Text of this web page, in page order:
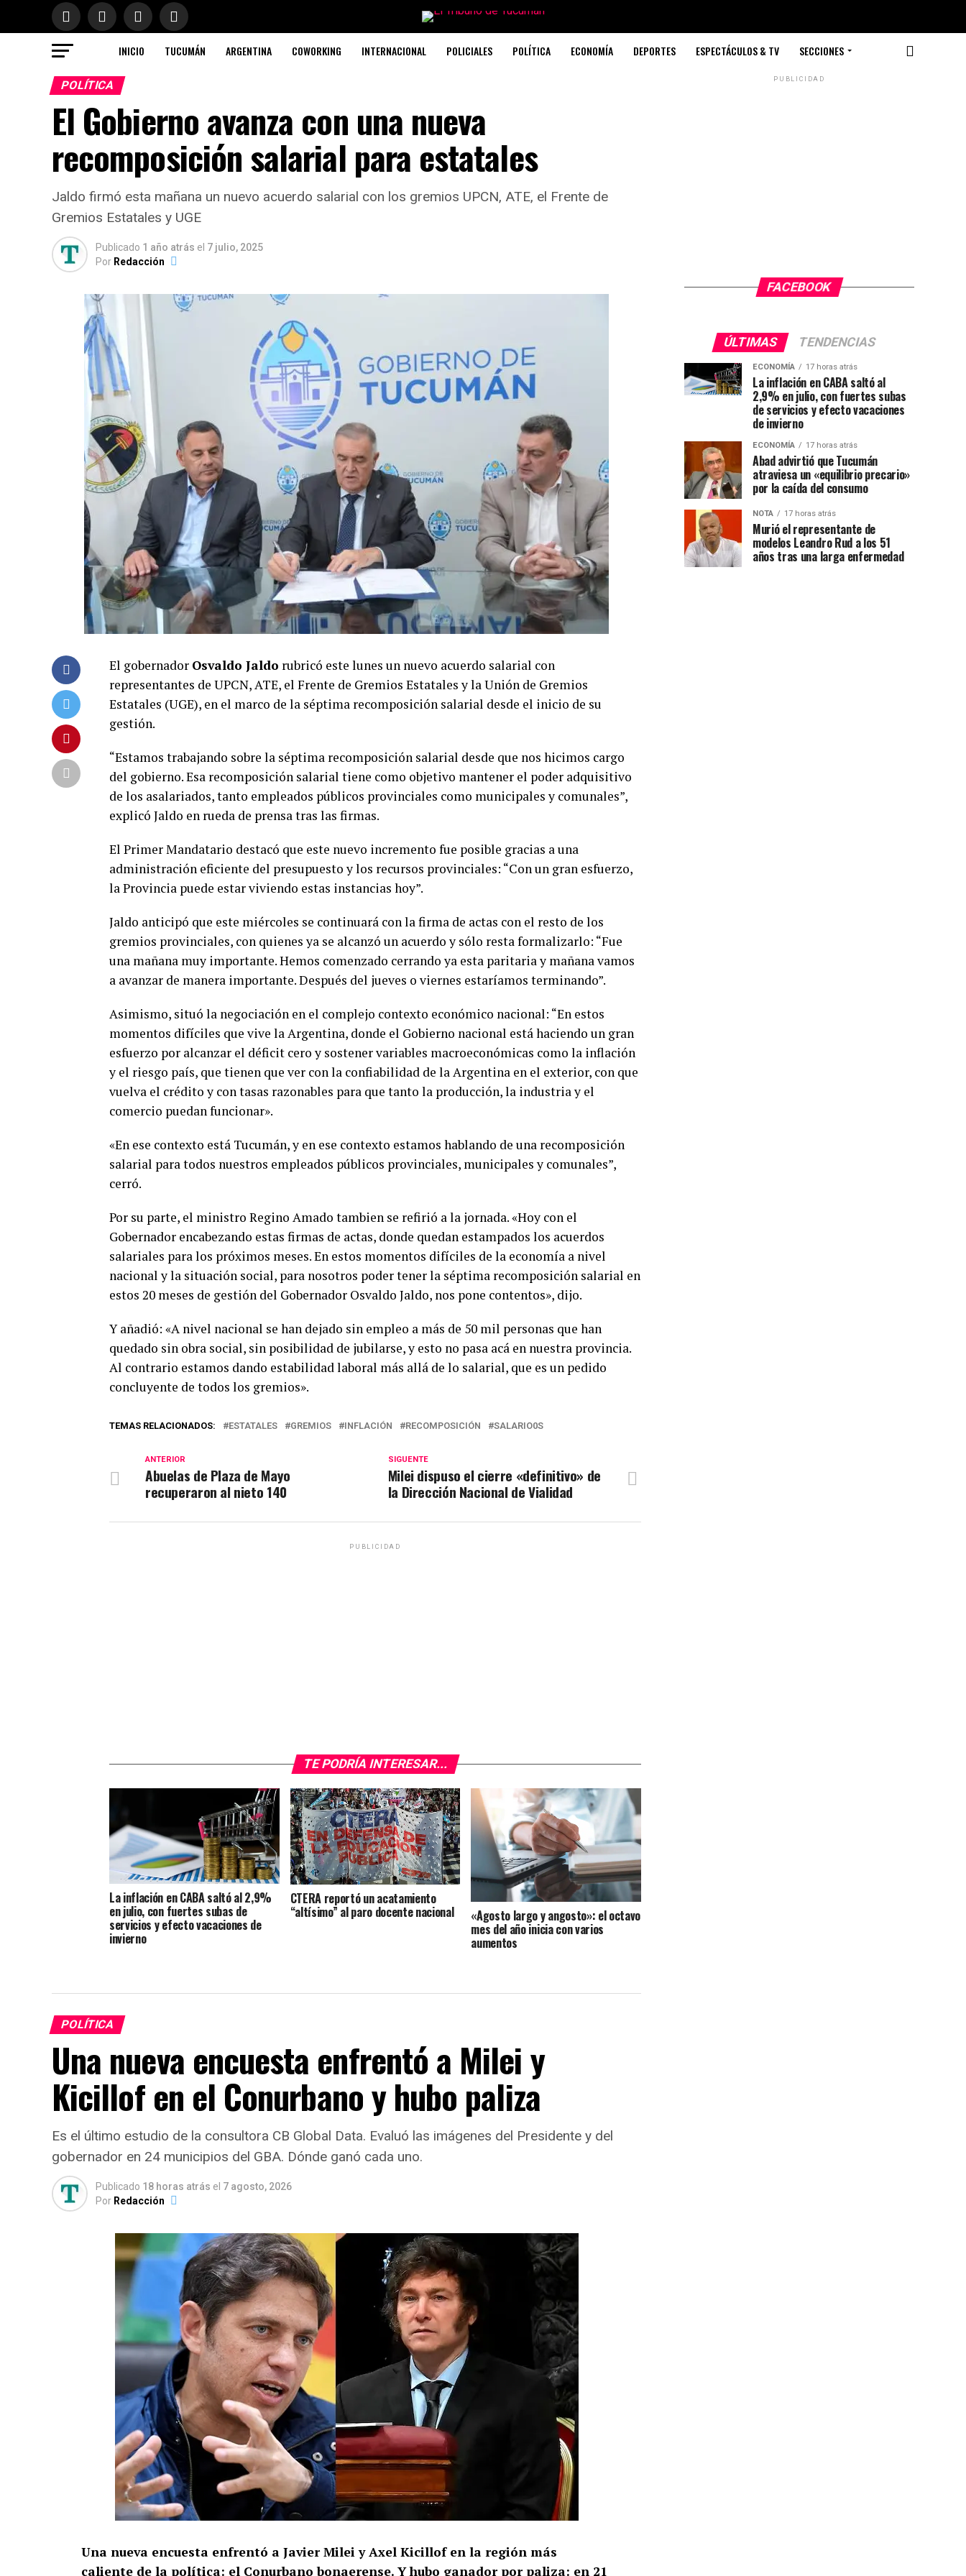
INICIO TUCUMÁN ARGENTINA COWORKING INTERNACIONAL POLICIALES POLÍTICA ECONOMÍA DEPORTES ESPECTÁCULOS & TV SECCIONES
POLÍTICA
El Gobierno avanza con una nueva
recomposición salarial para estatales
Jaldo firmó esta mañana un nuevo acuerdo salarial con los gremios UPCN, ATE, el Frente de
Gremios Estatales y UGE
Publicado 1 año atrás el 7 julio, 2025
Por Redacción
El gobernador Osvaldo Jaldo rubricó este lunes un nuevo acuerdo salarial con
representantes de UPCN, ATE, el Frente de Gremios Estatales y la Unión de Gremios
Estatales (UGE), en el marco de la séptima recomposición salarial desde el inicio de su
gestión.
“Estamos trabajando sobre la séptima recomposición salarial desde que nos hicimos cargo
del gobierno. Esa recomposición salarial tiene como objetivo mantener el poder adquisitivo
de los asalariados, tanto empleados públicos provinciales como municipales y comunales”,
explicó Jaldo en rueda de prensa tras las firmas.
El Primer Mandatario destacó que este nuevo incremento fue posible gracias a una
administración eficiente del presupuesto y los recursos provinciales: “Con un gran esfuerzo,
la Provincia puede estar viviendo estas instancias hoy”.
Jaldo anticipó que este miércoles se continuará con la firma de actas con el resto de los
gremios provinciales, con quienes ya se alcanzó un acuerdo y sólo resta formalizarlo: “Fue
una mañana muy importante. Hemos comenzado cerrando ya esta paritaria y mañana vamos
a avanzar de manera importante. Después del jueves o viernes estaríamos terminando”.
Asimismo, situó la negociación en el complejo contexto económico nacional: “En estos
momentos difíciles que vive la Argentina, donde el Gobierno nacional está haciendo un gran
esfuerzo por alcanzar el déficit cero y sostener variables macroeconómicas como la inflación
y el riesgo país, que tienen que ver con la confiabilidad de la Argentina en el exterior, con que
vuelva el crédito y con tasas razonables para que tanto la producción, la industria y el
comercio puedan funcionar».
«En ese contexto está Tucumán, y en ese contexto estamos hablando de una recomposición
salarial para todos nuestros empleados públicos provinciales, municipales y comunales”,
cerró.
Por su parte, el ministro Regino Amado tambien se refirió a la jornada. «Hoy con el
Gobernador encabezando estas firmas de actas, donde quedan estampados los acuerdos
salariales para los próximos meses. En estos momentos difíciles de la economía a nivel
nacional y la situación social, para nosotros poder tener la séptima recomposición salarial en
estos 20 meses de gestión del Gobernador Osvaldo Jaldo, nos pone contentos», dijo.
Y añadió: «A nivel nacional se han dejado sin empleo a más de 50 mil personas que han
quedado sin obra social, sin posibilidad de jubilarse, y esto no pasa acá en nuestra provincia.
Al contrario estamos dando estabilidad laboral más allá de lo salarial, que es un pedido
concluyente de todos los gremios».
TEMAS RELACIONADOS: ESTATALES GREMIOS INFLACIÓN RECOMPOSICIÓN SALARIO0S
SIGUENTE
Milei dispuso el cierre «definitivo» de
la Dirección Nacional de Vialidad
ANTERIOR
Abuelas de Plaza de Mayo
recuperaron al nieto 140
PUBLICIDAD
TE PODRÍA INTERESAR...
La inflación en CABA saltó al 2,9%
en julio, con fuertes subas de
servicios y efecto vacaciones de
invierno
CTERA reportó un acatamiento
“altísimo” al paro docente nacional «Agosto largo y angosto»: el octavo
mes del año inicia con varios
aumentos
POLÍTICA
Una nueva encuesta enfrentó a Milei y
Kicillof en el Conurbano y hubo paliza
Es el último estudio de la consultora CB Global Data. Evaluó las imágenes del Presidente y del
gobernador en 24 municipios del GBA. Dónde ganó cada uno.
Publicado 18 horas atrás el 7 agosto, 2026
Por Redacción
Una nueva encuesta enfrentó a Javier Milei y Axel Kicillof en la región más
caliente de la política: el Conurbano bonaerense. Y hubo ganador por paliza: en 21
PUBLICIDAD
FACEBOOK
ÚLTIMAS TENDENCIAS
ECONOMÍA 17 horas atrás
La inflación en CABA saltó al
2,9% en julio, con fuertes subas
de servicios y efecto vacaciones
de invierno
ECONOMÍA 17 horas atrás
Abad advirtió que Tucumán
atraviesa un «equilibrio precario»
por la caída del consumo
NOTA 17 horas atrás
Murió el representante de
modelos Leandro Rud a los 51
años tras una larga enfermedad